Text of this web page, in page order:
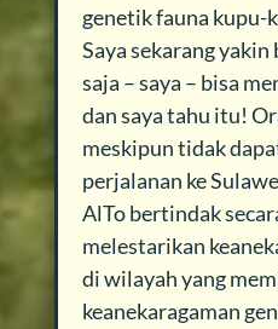
genetik fauna kupu-
Saya sekarang
saja – saya – bisa
dan saya tahu itu!
meskipun tidak
perjalanan ke
AlTo bertindak
melestarikan
di wilayah yang
keanekaragaman